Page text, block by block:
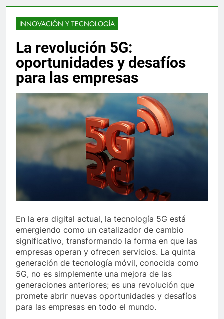
INNOVACIÓN Y TECNOLOGÍA
La revolución 5G:
oportunidades y desafíos
para las empresas
En la era digital actual, la tecnología 5G está
emergiendo como un catalizador de cambio
significativo, transformando la forma en que las
empresas operan y ofrecen servicios. La quinta
generación de tecnología móvil, conocida como
5G, no es simplemente una mejora de las
generaciones anteriores; es una revolución que
promete abrir nuevas oportunidades y desafíos
para las empresas en todo el mundo.